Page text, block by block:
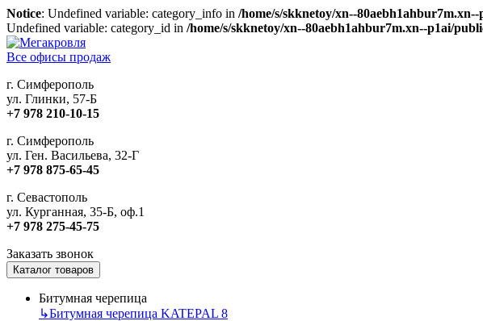
Notice: Undefined variable: category_info in /home/s/skknetoy/xn--
Undefined variable: category_id in /home/s/skknetoy/xn--80aebh1ahbur7m.xn--p1ai/
Все офисы продаж
г. Симферополь
ул. Глинки, 57-Б
+7 978 210-10-15
г. Симферополь
ул. Ген. Васильева, 32-Г
+7 978 875-65-45
г. Севастополь
ул. Курганная, 35-Б, оф.1
+7 978 275-45-75
Заказать звонок
Каталог товаров
Битумная черепица
↳Битумная черепица KATEPAL 8